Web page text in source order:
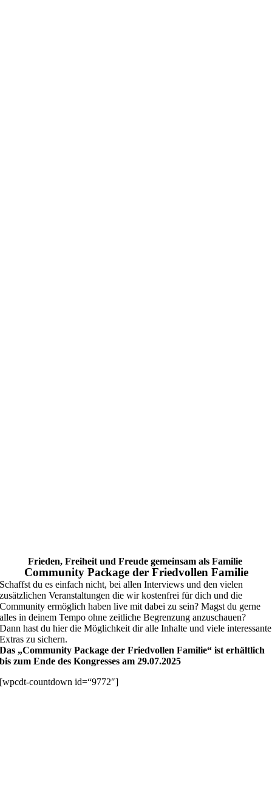
Frieden, Freiheit und Freude gemeinsam als Familie
Community Package der Friedvollen Familie
Schaffst du es einfach nicht, bei allen Interviews und den vielen
zusätzlichen Veranstaltungen die wir kostenfrei für dich und die
Community ermöglich haben live mit dabei zu sein? Magst du gerne
alles in deinem Tempo ohne zeitliche Begrenzung anzuschauen?
Dann hast du hier die Möglichkeit dir alle Inhalte und viele interessante
Extras zu sichern.
Das „Community Package der Friedvollen Familie“ ist erhältlich
bis zum Ende des Kongresses am 29.07.2025
[wpcdt-countdown id=“9772″]